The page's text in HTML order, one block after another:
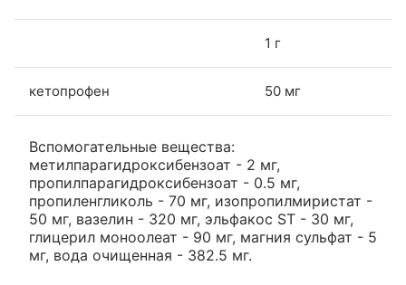
1 г
кетопрофен 50 мг
Вспомогательные вещества:
метилпарагидроксибензоат - 2 мг,
пропилпарагидроксибензоат - 0.5 мг,
пропиленгликоль - 70 мг, изопропилмиристат -
50 мг, вазелин - 320 мг, эльфакос ST - 30 мг,
глицерил моноолеат - 90 мг, магния сульфат - 5
мг, вода очищенная - 382.5 мг.